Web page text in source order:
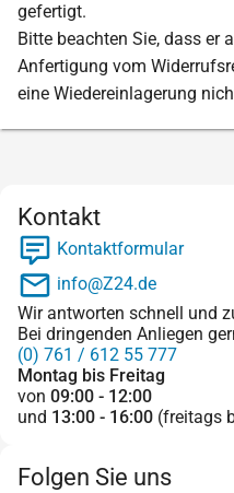
gefertigt.
Bitte beachten Sie, dass er
Anfertigung vom
eine Wiedereinlagerung
Kontakt
Kontaktformular
info@Z24.de
Wir antworten schnell und
Bei dringenden Anliegen
(0) 761 / 612 55 777
Montag bis Freitag
von 09:00 - 12:00
und 13:00 - 16:00 (freitags
Folgen Sie uns